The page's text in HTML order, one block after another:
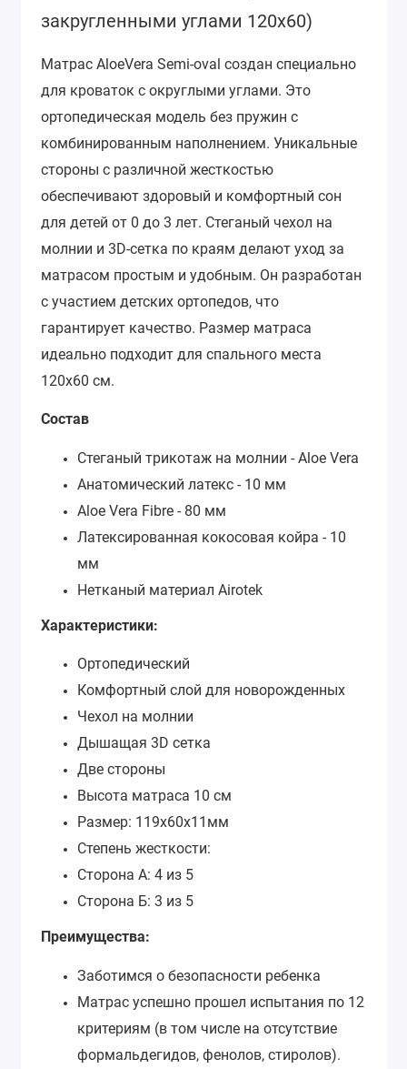
закругленными углами 120х60)
Матрас AloeVera Semi-oval создан специально
для кроваток с округлыми углами. Это
ортопедическая модель без пружин с
комбинированным наполнением. Уникальные
стороны с различной жесткостью
обеспечивают здоровый и комфортный сон
для детей от 0 до 3 лет. Стеганый чехол на
молнии и 3D-сетка по краям делают уход за
матрасом простым и удобным. Он разработан
с участием детских ортопедов, что
гарантирует качество. Размер матраса
идеально подходит для спального места
120х60 см.
Состав
Стеганый трикотаж на молнии - Aloe Vera
Анатомический латекс - 10 мм
Aloe Vera Fibre - 80 мм
Латексированная кокосовая койра - 10
мм
Нетканый материал Airotek
Характеристики:
Ортопедический
Комфортный слой для новорожденных
Чехол на молнии
Дышащая 3D сетка
Две стороны
Высота матраса 10 см
Размер: 119х60х11мм
Степень жесткости:
Сторона А: 4 из 5
Сторона Б: 3 из 5
Преимущества:
Заботимся о безопасности ребенка
Матрас успешно прошел испытания по 12
критериям (в том числе на отсутствие
формальдегидов, фенолов, стиролов).